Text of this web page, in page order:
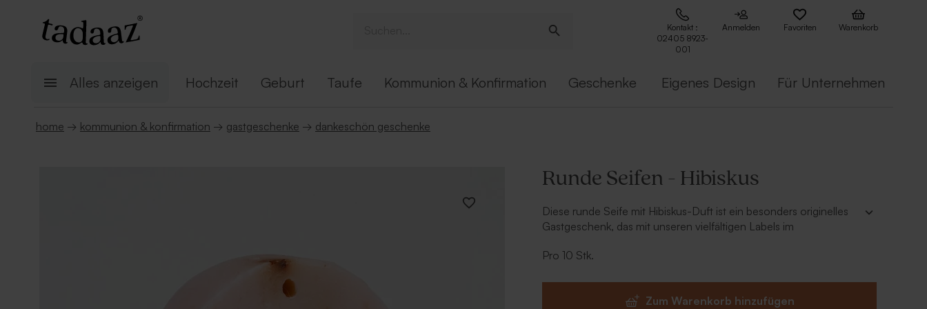
Kontakt :
02405 8923-
001
Anmelden Favoriten Warenkorb
Alles anzeigen Hochzeit Geburt Taufe Kommunion & Konfirmation Geschenke Eigenes Design Für Unternehmen
home → kommunion & konfirmation → gastgeschenke → dankeschön geschenke
Runde Seifen - Hibiskus
Diese runde Seife mit Hibiskus-Duft ist ein besonders originelles
Gastgeschenk, das mit unseren vielfältigen Labels im
Duft: Hibiskus
Handgemacht
Pro 10 Stk.
Zum Warenkorb hinzufügen